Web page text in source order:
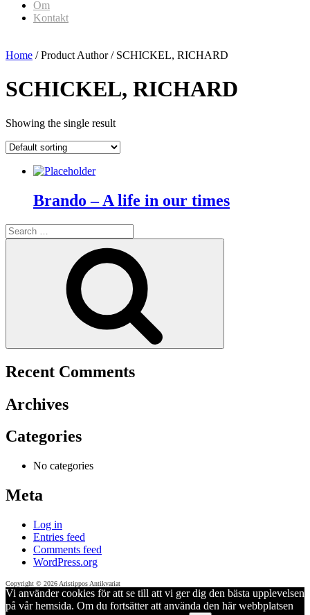
Om
Kontakt
Home / Product Author / SCHICKEL, RICHARD
SCHICKEL, RICHARD
Showing the single result
Brando – A life in our times
Search
for:
Recent Comments
Archives
Categories
No categories
Meta
Log in
Entries feed
Comments feed
WordPress.org
Copyright © 2026 Aristippos Antikvariat
Vi använder cookies för att se till att vi ger dig den bästa upplevelsen
på vår hemsida. Om du fortsätter att använda den här webbplatsen